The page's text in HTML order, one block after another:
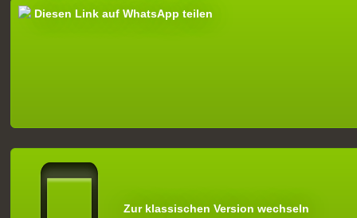
Diesen Link auf WhatsApp teilen
Zur klassischen Version wechseln